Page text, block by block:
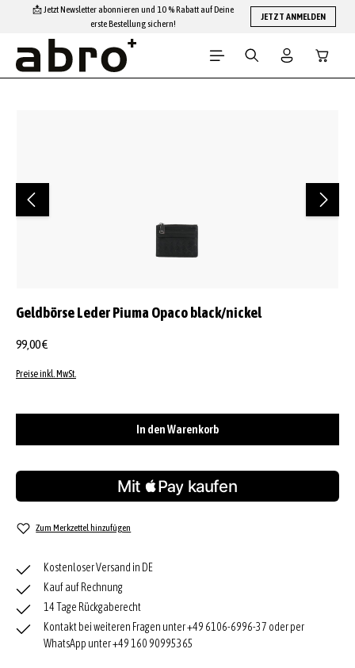
Zum Hauptinhalt springen
📩 Jetzt Newsletter abonnieren und 10 % Rabatt auf Deine
erste Bestellung sichern!
JETZT ANMELDEN
Geldbörse Leder Piuma Opaco black/nickel
99,00 €
Preise inkl. MwSt.
In den Warenkorb
Zum Merkzettel hinzufügen
Kostenloser Versand in DE
Kauf auf Rechnung
14 Tage Rückgaberecht
Kontakt bei weiteren Fragen unter +49 6106-6996-37 oder per
WhatsApp unter +49 160 90995365